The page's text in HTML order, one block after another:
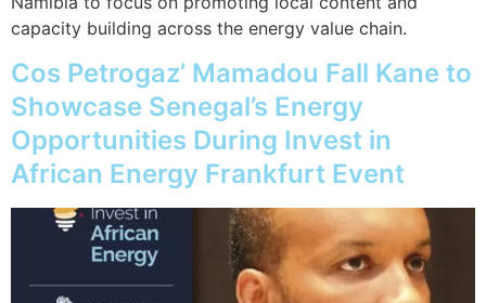
capacity building across the energy value chain.
Cos Petrogaz’ Mamadou Fall Kane to
Showcase Senegal’s Energy
Opportunities During Invest in
African Energy Frankfurt Event